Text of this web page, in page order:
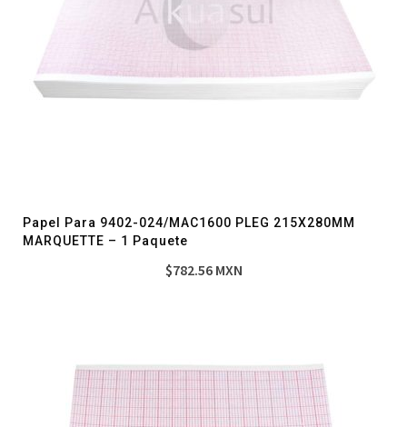
Papel Para 9402-024/MAC1600 PLEG 215X280MM
MARQUETTE – 1 Paquete
$782.56MXN